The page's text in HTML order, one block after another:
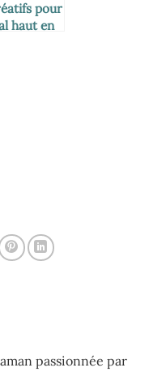
pour
haut en
passionnée par